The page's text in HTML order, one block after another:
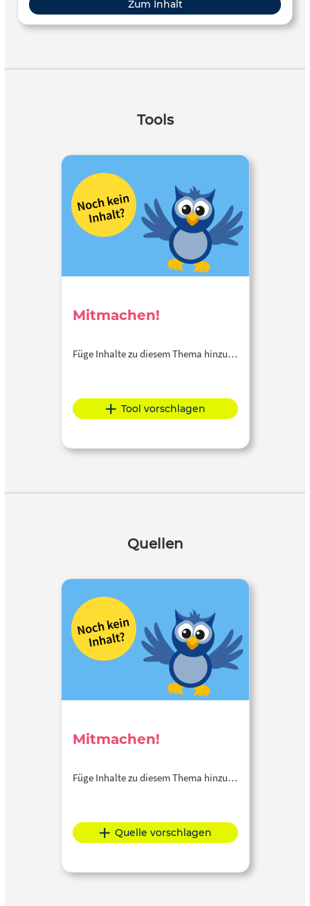
Zum Inhalt
Tools
Mitmachen!
Füge Inhalte zu diesem Thema hinzu…
Tool vorschlagen
Quellen
Mitmachen!
Füge Inhalte zu diesem Thema hinzu…
Quelle vorschlagen